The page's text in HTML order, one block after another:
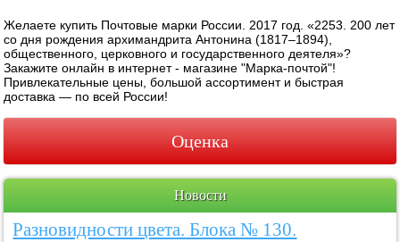
Желаете купить Почтовые марки России. 2017 год. «2253. 200 лет
со дня рождения архимандрита Антонина (1817–1894),
общественного, церковного и государственного деятеля»?
Закажите онлайн в интернет - магазине "Марка-почтой"!
Привлекательные цены, большой ассортимент и быстрая
доставка — по всей России!
Оценка
Новости
Разновидности цвета. Блока № 130.